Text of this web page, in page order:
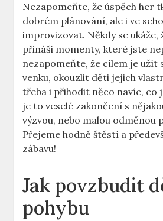
Nezapomeňte, že úspěch her
dobrém plánování, ale i ve
improvizovat. Někdy se ukáže,
přináší momenty, které jste
nezapomeňte, že cílem je užít
venku, okouzlit děti jejich
třeba i přihodit něco navíc, co
je to veselé zakončení s
výzvou, nebo malou odměnou
Přejeme hodně štěstí a
zábavu!
Jak povzbudit
pohybu